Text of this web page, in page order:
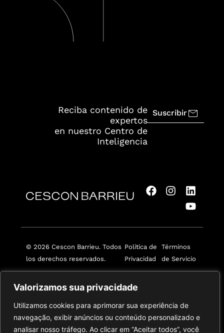
Valorizamos sua privacidade
Utilizamos cookies para aprimorar sua experiência de
navegação, exibir anúncios ou conteúdo personalizado e
analisar nosso tráfego. Ao clicar em “Aceitar todos”, você
Reciba contenido de
expertos
en nuestro Centro de
Inteligencia
Suscribir
© 2026 Cescon Barrieu. Todos
los derechos reservados.
Política de
Privacidad
Términos
de Servicio